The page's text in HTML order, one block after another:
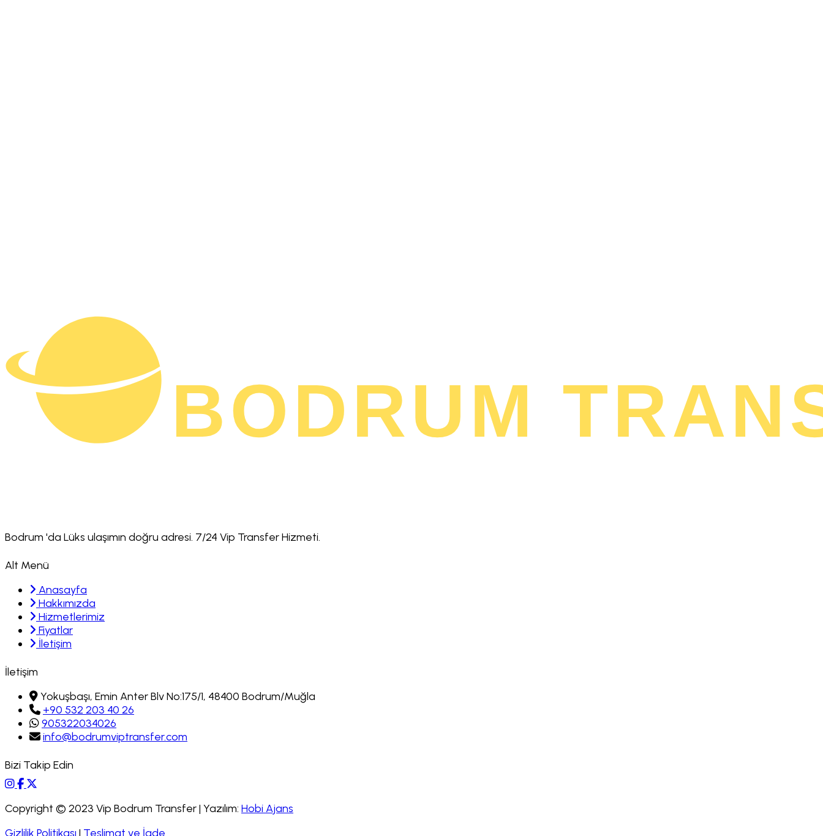
Bodrum 'da Lüks ulaşımın doğru adresi. 7/24 Vip Transfer Hizmeti.
Alt Menü
Anasayfa
Hakkımızda
Hizmetlerimiz
Fiyatlar
İletişim
İletişim
Yokuşbaşı, Emin Anter Blv No:175/1, 48400 Bodrum/Muğla
+90 532 203 40 26
905322034026
info@bodrumviptransfer.com
Bizi Takip Edin
Copyright © 2023 Vip Bodrum Transfer | Yazılım: Hobi Ajans
Gizlilik Politikası | Teslimat ve İade